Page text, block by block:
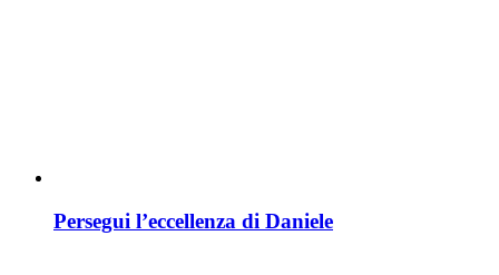
Persegui l’eccellenza di Daniele